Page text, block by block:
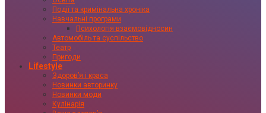
Події та кримінальна хроніка
Навчальні програми
Психологія взаємовідносин
Автомобіль та суспільство
Театр
Пригоди
Lifestyle
Здоровʼя і краса
Новинки авторинку
Новинки моди
Кулінарія